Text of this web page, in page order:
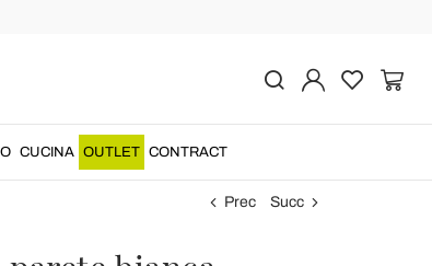
CUCINA OUTLET CONTRACT
Prec Succ